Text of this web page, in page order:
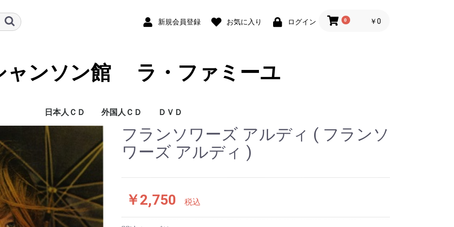
新規会員登録 お気に入り ログイン 0 ￥0
ャンソン館 ラ・ファミーユ
日本人ＣＤ
藍澤 幸頼
青木 裕史
青木 FUKI
青山 桂子
浅草 慶子
朝倉 まみ
芦野 宏
麻生 恵
阿部 レイ
あみ
新井 英一
荒井 洸子
荒井 基裕
荒木 陽一
アリア
有光 雅子
淡谷 のり子
安寿 ミラ
安奈 淳
池澤 彩
池田 ひろ子
いさらい香奈子
石井 慶子
石井 祥子
石井 好子
いしざか びんが
泉 麗子
井関 真人
一ノ瀬 和子
伊藤 佐知子
伊東 はじめ
伊藤 ライム
稲谷 奈緒美
今里 哲
岩崎 桃子
岩花 淑子
上原 一途
植松 奈加子
ウエマツ 奈加子
うつみ 宮土理
海原 純子
浦 ひろみ
上野 郁子
大木 康子
大竹 しのぶ
大塚 茉莉子
大滝 善子
大鳥 れい
大原 ますみ
大平 信幸
大美賀 彰代
大村 禮子
大矢 由理佳
岡田 千摩子
岡 道子
岡山 加代子
尾川 京子
小川 景司
奥田 晶子
奥田 真祐美
小倉 浩二
オムニバス J
甲斐 和代
貝山 幸子
かいやま 由起
加治屋 里砂子
拵井 加代子
風 かおる
かとう えい子
加藤 久仁彦
加藤 順子
加藤 登紀子
金沢 小夜子
金子 由香利
鎌田 佳代子
川島 弘
河田 黎
如月 伶生
如月 伶生 & 朧月
岸本 悟明
岸 洋子
北岡 樹
北川 太朗
くどうべん
熊谷 道子
クミコ
具志堅ナヲ
K 淳子
香田 夏織
高 英男
公 眞由美
古賀 功子
古賀 力
越路 吹雪
小林 ちから
小林 美恵子
小堀 順子
豪 佑樹
佐伯 枝美
坂田 早苗
嵯峨 美子
佐川 由紀子
ＳＡＫＵＲＡ．
桜井 ハルコ
桜 みさを
佐古田 清美
ささき 絢子
佐々木 秀実
笹 潤子
佐竹 律香
佐野 加織
さほ まりこ
沢木 順
志咲 なおみ
姿月 あさと
紫乃路 えり
しのはら としお
柴田 乃生子
渋谷 文太郎
しますえ よしお
嶋本 秀朗
島本 弘子
清水 式子
清水 康子
下田 まゆみ
翔 ユリ子
白木 ゆう子
新城 まゆみ
SHIN太郎
junko
Junko & French Kis
Swing Niglots
菅原 佐知子
菅原 洋一
杉田 真理子
杉原 あつ子
杉村 美恵
杉山 泰子
セツ SETU
瀬間 千恵
芹沢 抄子
薔薇 美子
高久 由紀子
TAKAKO
高崎 啓子
高橋 絵実
高木 聖乃
高木 満寿美
高木 椋太
滝 むつみ
竹下 ユキ
竹山 京李
田嶋 陽子
田尻 勝久
唯文
橘 妃呂子
田中 朗
谷古 晴美
田の上 一洲
珠木 美甫
タマーラ
千秋 みつる
千城 恵
月宮 たづ子
つのだ よしひろ
椿井 亘
出口 美保
東地 美佳
戸川 昌子
富田 喜子
斗南 良子
TOMUYA
友納 あけみ
友部 裕子
長瀬 ゆき
仲代 圭吾
中原 美紗緒
仲 マサコ
中村 扶実
中山 節子
夏 夕子
南條 桂
西原 けい子
西原 啓子
西山 伊佐子
二宮 眞知子
根来 美佐子
野坂 暘子
野田 広子
野原 百合子
芳賀 千勢子
橋本 奈央子
畠山 文男
波多野 まき
花田 和子
花田 玲子
浜﨑 久美子
林 美喜
原 洋子
原 れい子
薔薇天使族 ( 岩元 ガン
子 )
坂東 玉三郎
東丘 いずひ
ひなつ 幻
平出 美知子
平野 淑子
平野 りり子
広瀬 節子
広瀬 敏郎
深江 ゆか
深緑 夏代
福井 晶子
福浦 光洋
藤井 レイ子
藤川 玲子
古坂 るみ子
フレンチキス
文太郎
ペギー 葉山
ほさか 夏子
星奈 佐和子
堀田 さちこ
堀 郁子
堀内 環
前田 こずえ
前原 かずみ
MAKIKO
槇 小奈帆
真琴 つばさ
松原 ルリ子
松本 かずこ
松本 かずみ
松本 幸枝
真矢 ケイ
黛 ようこ
MIKAKO
美樹 ひろみ
三崎 よし子
水織 ゆみ
峰 大介
Mihoko
宮入 公子
宮薗 洋子
美輪 明宏
ムッシュ 矢田部
村上 進
村上 リサ
森岡 怜子
森次 晃嗣
モンデン モモ
ヤスコ
ヤスコ Wild
山口 早智子
山口 陽子
山口 蘭子
山越 愛子
山添 恵子
山田 左知子
山本 満里子
山本 リンダ
湯井 一葉
悠路
行代 美都
YOSHIKO
吉田 慧巳
吉永 修子
米田 まり
RIO 「 朧月 」
劉 玉瑛
梨里香
Lili Ley
REICHEL
若林 圭子
若林 ケン
渡辺 歌子
渡辺 えり
渡邉 千歌
渡邉 嘉子
ベルト シルヴァ
外国人ＣＤ
アニー コルディ
アラン バリエール
アリスティード ブリ
ュアン
アリス ドナ
アルフレッド ハウ
ゼ タンゴ オーケス
アルレッティ
アンドレ クラヴォー
アンナ プリュクナル
アンリ サルヴァドー
ル
イヴェット ジロー
イヴォンヌ プランタ
ン
イヴ デュテイユ
イヴ モンタン
イザベル オーブレ
イザベル ブーレイ
ヴァネッサ パラディ
ヴィッキー
エディー コンスタン
ティーヌ
エディット ピアフ
エディ ミッチェル
エルヴェ ヴィラール
エレーヌ セガラ ジ
ョー ダッサン
エンリコ マシアス
オムニバス
オムニバス F
カトリーヌ ソヴァー
ジュ
ギ ベアール
ギレーヌ ギイ
グラシェラ スサーナ
グラロス
クレール エルジエー
ル
クレモンティーヌ
クロード ゴアティ
クロード チアリ
クロード ヌガロ
クロード フランソワ
グロリア ラッソ
コラ ヴォケール
コレット ルナール
ジェーン バーキン
ジェルメーヌ モンテ
ロ
ジジ ジャンメール
ジャクリーヌ ダノ
ジャクリーヌ フラン
ソワ
ジャック デュトロン
ジャック ドゥーエ
ジャック ブレル
シャルル アズナヴー
ル
シャルル デュモン
シャルル トレネ
ジャン イヴ ティボー
デ
ジャン ギャバン
ジャン クロード パス
カル
ジャンゴ ラインハル
ト
ジャン サブロン
シャンソンの友
ジャン フェラ
シュジー ソリドール
ジュリエット
ジュリエット グレコ
ジョエル オルメス
ジョセフィン ベーカ
ー
ジョニー アリディ
ジョルジュ ゲタリ
ジョルジュ ブラッサ
ンス
ジョルジュ ムスタキ
ジョルジュ ユルメー
ル
シルヴィ バルタン
ジル エグロ
ジル エ ジュリアン
ジルベール ベコー
ステファン グラッペ
リ
セシレーム
セルジュ ゲンスブー
ル
セルジュ ラマ
セルジュ レジアニ
ダニー ドーベルソン
ダニエル ヴィダル
ダニエル ダリュー
ダリオ モレノ
ティノ ロッシ
ドミニク シャニョン
ドミニック クラヴィ
ク アンド フレンズ
ナナ ムスクーリ
ニコル ルーヴィエ
ニコレッタ
パタシュ
パトリシア カース
パトリック ヌジェ
バルバラ
バルバリー
ピア コロンボ
ピエール デュダン
ピエール バルー
フェリックス マイヨ
ール
フェリックス ルクレ
ール
フランシス ルマルク
フランシス レイ オー
ケストラ
フランス ギャル
フランセスカ ソルヴ
ィル
フランソワーズ アル
ディ
フリオ イグレシアス
ブリジット バルドー
ブールヴィル
フレエル
フローランス ヴェラ
ン
ボビー ジャスパー
ボリス ヴィアン
ポール モーリア
マキシム ル フォレス
ティエ
マチュー ボガード
マチュ− ロザス
マテ アルテリ
マニュ モーガン
マリー ラフォレ
マリ デュバ
マルセル アモン
ミスタンゲット
ミック ミッシェル
ミッシェル アルノー
ミッシェル サルドゥ
ー
ミッシェル デルペッ
シュ
ミッシェル フュガン
ミッシェル ポルナレ
フ
ミッシェル ルグラン
ミレイユ
ミレイユ マチュー
ムルージ
メニルモンタン
モーリス シュヴァリ
エ
モーリス ファノン
モニック モレリ
ヤン ファンシュ ケメ
ネール
ララ ファビアン
リーヌ ルノー
リス ゴーティ
リナ ケッティ
リュシエンヌ ドリー
ル
リュシエンヌ ボワイ
エ
リリ キューブ
ルイス マリアノ
ルネ ルバ
レイモン ルフェーヴ
ル
レオ フェレ
レオ マルジャンヌ
レジーヌ
レ フレール ジャック
ＤＶＤ
芦野 宏 DVD
石井 好子 DVD
越路 吹雪 DVD
長坂 玲 DVD
米田 まり DVD
若林 ケン DVD
フランソワーズ アルディ ( フランソ
ワーズ アルディ )
￥2,750 税込